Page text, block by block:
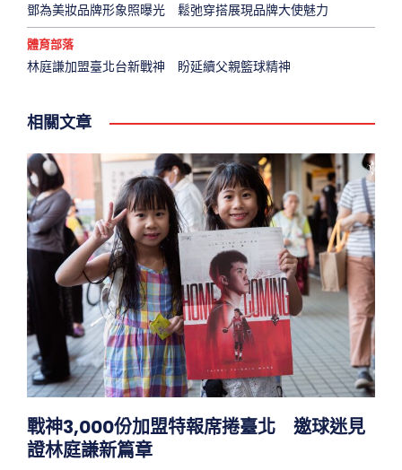
鄧為美妝品牌形象照曝光 鬆弛穿搭展現品牌大使魅力
體育部落
林庭謙加盟臺北台新戰神 盼延續父親籃球精神
相關文章
戰神3,000份加盟特報席捲臺北 邀球迷見
證林庭謙新篇章